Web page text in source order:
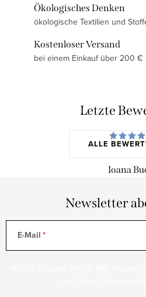
Ökologisches Denken
ökologische Textilien und
Kostenloser Versand
bei einem Einkauf über 200 €
Letzte
ALLE
Ioana
Newsletter
E-Mail